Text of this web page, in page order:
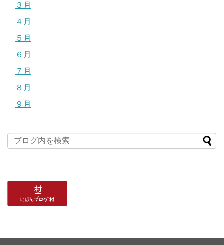
３月
４月
５月
６月
７月
８月
９月